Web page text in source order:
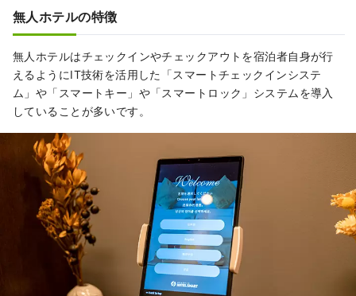
無人ホテルの特徴
無人ホテルはチェックインやチェックアウトを宿泊者自身が行
えるようにIT技術を活用した「スマートチェックインシステ
ム」や「スマートキー」や「スマートロック」システムを導入
していることが多いです。